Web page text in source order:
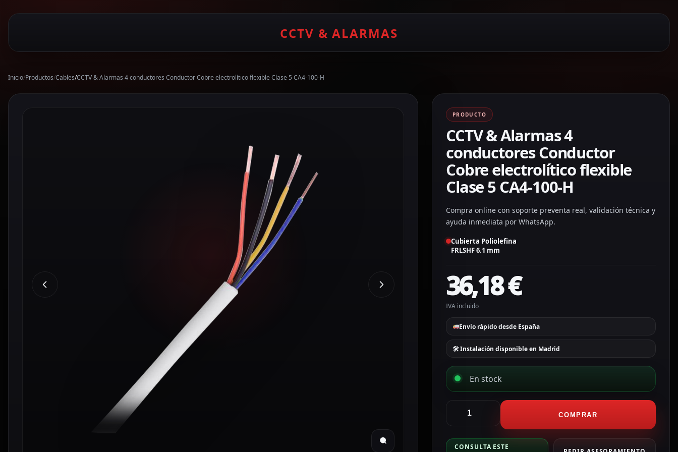
CCTV & ALARMAS
Inicio/Productos/Cables/CCTV & Alarmas 4 conductores Conductor Cobre electrolítico flexible Clase 5 CA4-100-H
PRODUCTO
CCTV & Alarmas 4
conductores Conductor
Cobre electrolítico flexible
Clase 5 CA4-100-H
Compra online con soporte preventa real, validación técnica y
ayuda inmediata por WhatsApp.
Cubierta Poliolefina
FRLSHF 6.1 mm
36,18€
IVA incluido
Envío rápido desde España
🛠 Instalación disponible en Madrid
En stock
4
conductores
COMPRAR
CONSULTA ESTE